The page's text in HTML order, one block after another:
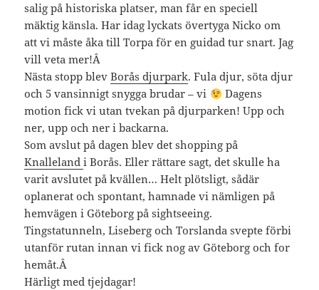
salig på historiska platser, man får en speciell
mäktig känsla. Har idag lyckats övertyga Nicko om
att vi måste åka till Torpa för en guidad tur snart. Jag
vill veta mer!Â
Nästa stopp blevBorås djurpark. Fula djur, söta djur
och 5 vansinnigt snygga brudar – vi
Dagens
motion fick vi utan tvekan på djurparken! Upp och
ner, upp och ner i backarna.
Som avslut på dagen blev det shopping på
Knallelandi Borås. Eller rättare sagt, det skulle ha
varit avslutet på kvällen… Helt plötsligt, sådär
oplanerat och spontant, hamnade vi nämligen på
hemvägen i Göteborg på sightseeing.
Tingstatunneln, Liseberg och Torslanda svepte förbi
utanför rutan innan vi fick nog av Göteborg och for
hemåt.Â
Härligt med tjejdagar!